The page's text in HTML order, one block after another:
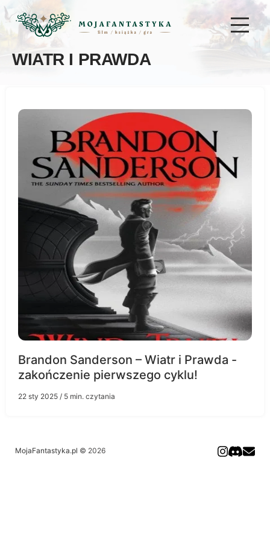
WIATR I PRAWDA
Brandon Sanderson – Wiatr i Prawda -
zakończenie pierwszego cyklu!
22 sty 2025 / 5 min. czytania
MojaFantastyka.pl © 2026